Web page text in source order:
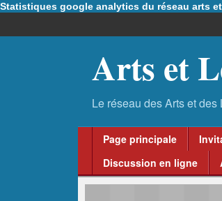
Statistiques google analytics du réseau arts
Arts et
Page principale
Discussion en ligne